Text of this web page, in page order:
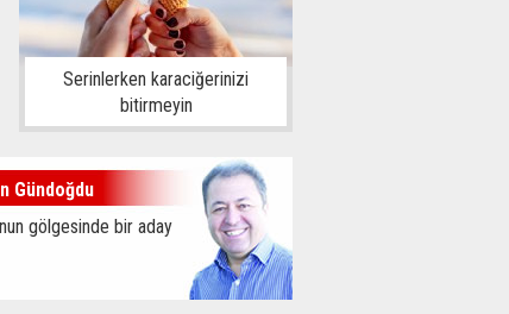
Serinlerken karaciğerinizi
bitirmeyin
Gündoğdu
gölgesinde bir aday